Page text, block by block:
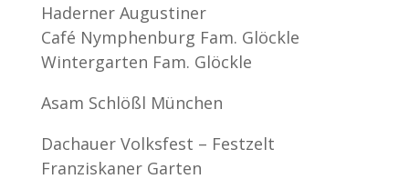
Haderner Augustiner
Café Nymphenburg Fam. Glöckle
Wintergarten Fam. Glöckle
Asam Schlößl München
Dachauer Volksfest – Festzelt
Franziskaner Garten